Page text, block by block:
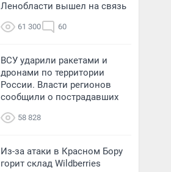
Ленобласти вышел на связь
61 300 60
ВСУ ударили ракетами и
дронами по территории
России. Власти регионов
сообщили о пострадавших
58 828
Из-за атаки в Красном Бору
горит склад Wildberries